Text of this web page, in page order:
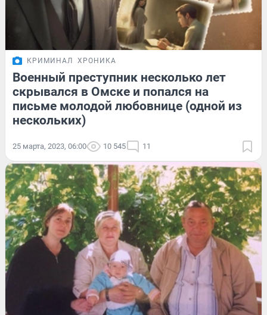
КРИМИНАЛ ХРОНИКА
Военный преступник несколько лет
скрывался в Омске и попался на
письме молодой любовнице (одной из
нескольких)
25 марта, 2023, 06:00 10 545 11